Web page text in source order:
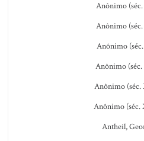
Anônimo
Anônimo
Anônimo
Anônimo
Anônimo
Anônimo (séc.
Antheil,